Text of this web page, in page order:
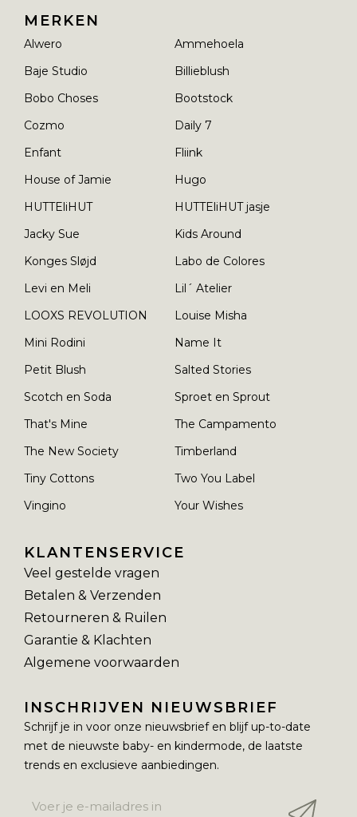
MERKEN
Alwero
Ammehoela
Baje Studio
Billieblush
Bobo Choses
Bootstock
Cozmo
Daily 7
Enfant
Fliink
House of Jamie
Hugo
HUTTEliHUT
HUTTEliHUT jasje
Jacky Sue
Kids Around
Konges Sløjd
Labo de Colores
Levi en Meli
Lil´ Atelier
LOOXS REVOLUTION
Louise Misha
Mini Rodini
Name It
Petit Blush
Salted Stories
Scotch en Soda
Sproet en Sprout
That's Mine
The Campamento
The New Society
Timberland
Tiny Cottons
Two You Label
Vingino
Your Wishes
KLANTENSERVICE
Veel gestelde vragen
Betalen & Verzenden
Retourneren & Ruilen
Garantie & Klachten
Algemene voorwaarden
INSCHRIJVEN NIEUWSBRIEF
Schrijf je in voor onze nieuwsbrief en blijf up-to-date
met de nieuwste baby- en kindermode, de laatste
trends en exclusieve aanbiedingen.